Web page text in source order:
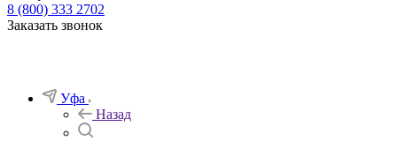
8 (800) 333 2702
Заказать звонок
Уфа
Назад